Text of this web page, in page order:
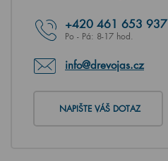
+420 461 653 937
Po - Pá: 8-17 hod.
info@drevojas.cz
NAPIŠTE VÁŠ DOTAZ